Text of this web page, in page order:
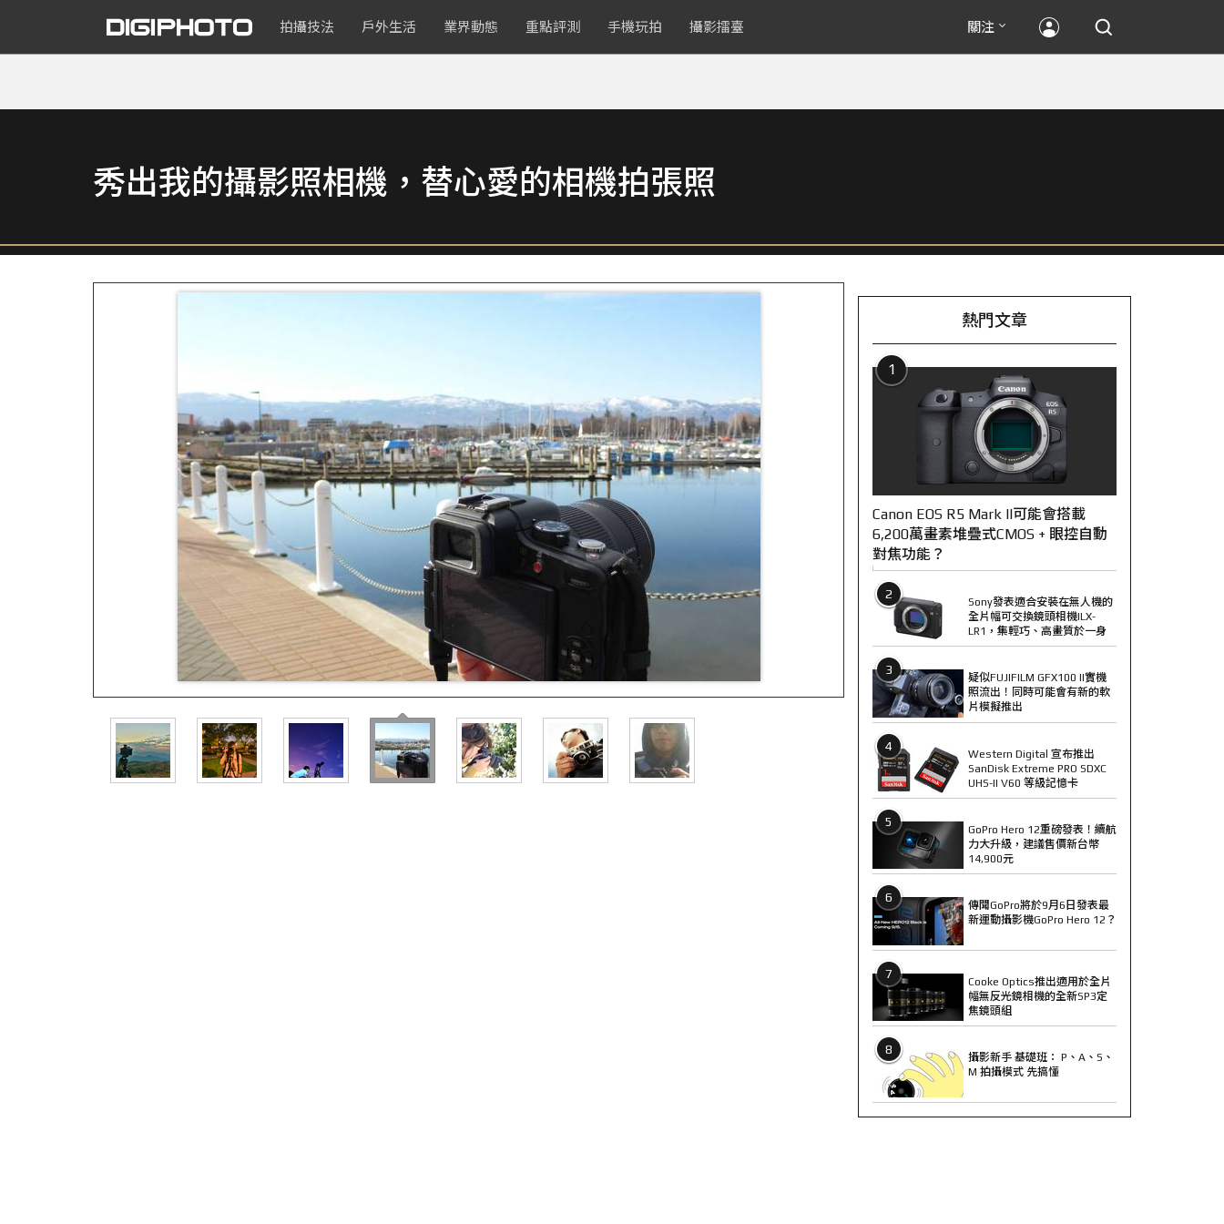
拍攝技法 戶外生活 業界動態 重點評測 手機玩拍 攝影擂臺 關注
秀出我的攝影照相機，替心愛的相機拍張照
熱門文章
1
Canon EOS R5 Mark II可能會搭載
6,200萬畫素堆疊式CMOS + 眼控自動
對焦功能？
2
Sony發表適合安裝在無人機的
全片幅可交換鏡頭相機ILX-
LR1，集輕巧、高畫質於一身
3
疑似FUJIFILM GFX100 II實機
照流出！同時可能會有新的軟
片模擬推出
4
Western Digital 宣布推出
SanDisk Extreme PRO SDXC
UHS-II V60 等級記憶卡
5
GoPro Hero 12重磅發表！續航
力大升級，建議售價新台幣
14,900元
6
傳聞GoPro將於9月6日發表最
新運動攝影機GoPro Hero 12？
7
Cooke Optics推出適用於全片
幅無反光鏡相機的全新SP3定
焦鏡頭組
8
攝影新手 基礎班： P、A、S、
M 拍攝模式 先搞懂